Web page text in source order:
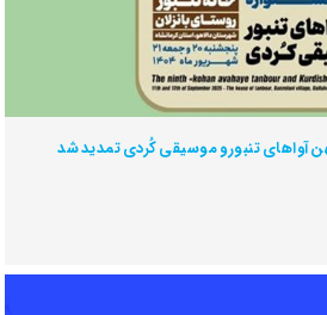
آواهای تنبور و موسیقی کُردی تمدید شد